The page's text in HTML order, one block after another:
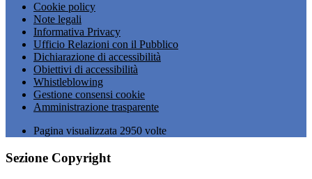
Cookie policy
Note legali
Informativa Privacy
Ufficio Relazioni con il Pubblico
Dichiarazione di accessibilità
Obiettivi di accessibilità
Whistleblowing
Gestione consensi cookie
Amministrazione trasparente
Pagina visualizzata 2950 volte
Sezione Copyright